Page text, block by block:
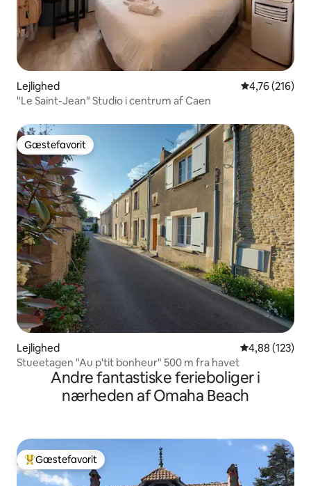
Lejlighed 4,76 ud af 5 i
4,76 (216)
"Le Saint-Jean" Studio i centrum af Caen
Gæstefavorit
Gæstefavorit
Lejlighed 4,88 ud af 5 i
4,88 (123)
Stueetagen "Au p'tit bonheur" 500 m fra havet
Andre fantastiske ferieboliger i
nærheden af Omaha Beach
Bedste gæstefavorit
Gæstefavorit